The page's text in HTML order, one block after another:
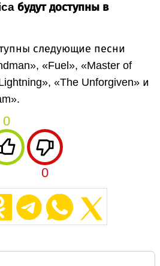
будут доступны в
следующие песни
«Fuel», «Master of
«The Unforgiven» и
0
0